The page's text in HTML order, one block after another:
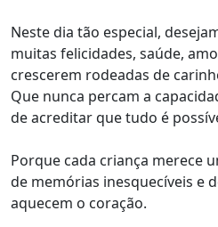
Neste dia tão especial,
muitas felicidades, saúde,
crescerem rodeadas de
Que nunca percam a
de acreditar que tudo é
Porque cada criança merece
de memórias inesquecíveis e
aquecem o coração.